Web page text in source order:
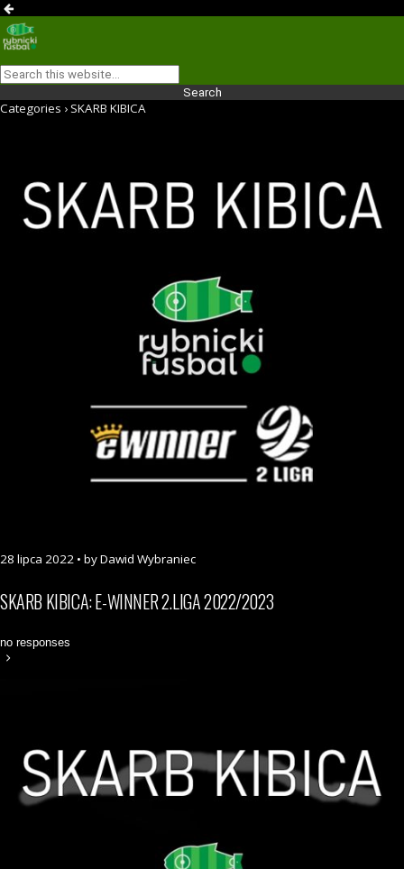
Categories ›SKARB KIBICA
28 lipca 2022 • by Dawid Wybraniec
SKARB KIBICA: E-WINNER 2.LIGA 2022/2023
no responses